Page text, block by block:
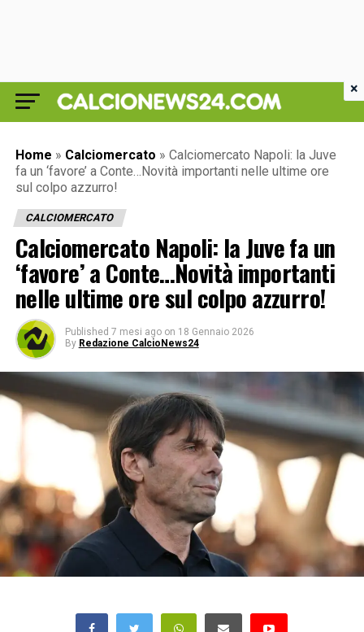
Home » Calciomercato » Calciomercato Napoli: la Juve
fa un ‘favore’ a Conte…Novità importanti nelle ultime ore
sul colpo azzurro!
CALCIOMERCATO
Calciomercato Napoli: la Juve fa un
‘favore’ a Conte…Novità importanti
nelle ultime ore sul colpo azzurro!
Published 7 mesi ago on 18 Gennaio 2026
By Redazione CalcioNews24
×